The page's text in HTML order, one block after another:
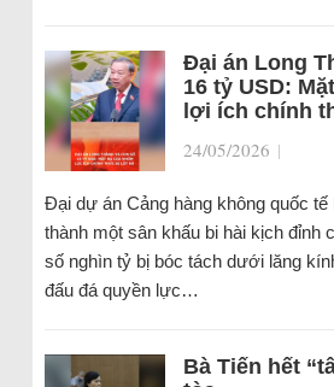
Đại án Long
16 tỷ USD:
lợi ích chính
24/05/2026 |
Đại dự án Cảng hàng không quốc tế
thành một sân khấu bi hài kịch đỉnh
số nghìn tỷ bị bóc tách dưới lăng
đấu đá quyền lực…
Bà Tiến hết